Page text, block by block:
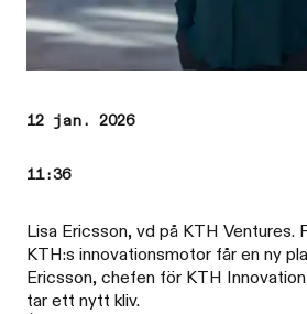
12 jan. 2026
11:36
Lisa Ericsson, vd på KTH Ventures.
KTH:s innovationsmotor får en ny
Ericsson, chefen för KTH
tar ett nytt kliv.